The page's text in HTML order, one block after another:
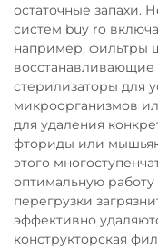
остаточные запахи.
систем buy ro
например, фильтры
стерилизаторы для
микроорганизмов
для удаления
фториды или
этого
оптимальную
перегрузки
эффективно
конструкторская